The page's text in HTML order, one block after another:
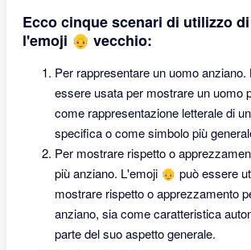
Ecco cinque scenari di utilizzo
l'emoji 👴 vecchio:
Per rappresentare un uomo
essere usata per mostrare un uomo
come rappresentazione letterale di
specifica o come simbolo più
Per mostrare rispetto o
più anziano. L'emoji 👴 può essere
mostrare rispetto o apprezzamento
anziano, sia come caratteristica
parte del suo aspetto generale.